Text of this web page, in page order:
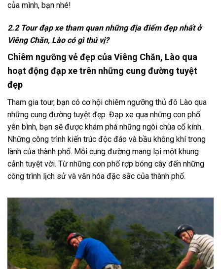
của mình, bạn nhé!
2.2 Tour đạp xe tham quan những địa điểm đẹp nhất ở
Viêng Chăn, Lào có gì thú vị?
Chiêm ngưỡng vẻ đẹp của Viêng Chăn, Lào qua
hoạt động đạp xe trên những cung đường tuyệt
đẹp
Tham gia tour, bạn có cơ hội chiêm ngưỡng thủ đô Lào qua
những cung đường tuyệt đẹp. Đạp xe qua những con phố
yên bình, bạn sẽ được khám phá những ngôi chùa cổ kính.
Những công trình kiến trúc độc đáo và bầu không khí trong
lành của thành phố. Mỗi cung đường mang lại một khung
cảnh tuyệt vời. Từ những con phố rợp bóng cây đến những
công trình lịch sử và văn hóa đặc sắc của thành phố.